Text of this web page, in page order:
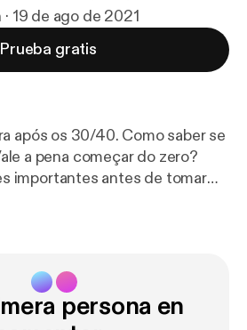
· 19 de ago de 2021
Prueba gratis
30/40. Como saber se
importantes antes de tomar
persona en